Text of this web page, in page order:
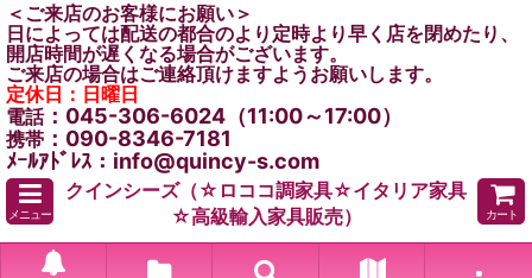
＜ご来店のお客様にお願い＞
日によっては配送の都合のより定時より早く店を閉めたり、
開店時間が遅くなる場合がございます。
ご来店の場合はご連絡頂けますようお願いします。
定休日：日曜日
電話：045-306-6024（11:00～17:00）
携帯 ：090-8346-7181
ﾒｰﾙｱﾄﾞﾚｽ：info@quincy-s.com
メニュー
クインシーズ（☆ロココ調家具☆イタリア家具
☆高級輸入家具販売）
カート